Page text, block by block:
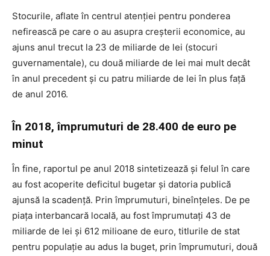
Stocurile, aflate în centrul atenției pentru ponderea
nefirească pe care o au asupra creșterii economice, au
ajuns anul trecut la 23 de miliarde de lei (stocuri
guvernamentale), cu două miliarde de lei mai mult decât
în anul precedent și cu patru miliarde de lei în plus față
de anul 2016.
În 2018, împrumuturi de 28.400 de euro pe
minut
În fine, raportul pe anul 2018 sintetizează și felul în care
au fost acoperite deficitul bugetar și datoria publică
ajunsă la scadență. Prin împrumuturi, bineînțeles. De pe
piața interbancară locală, au fost împrumutați 43 de
miliarde de lei și 612 milioane de euro, titlurile de stat
pentru populație au adus la buget, prin împrumuturi, două